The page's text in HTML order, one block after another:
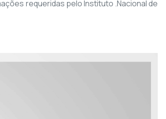
requeridas pelo Instituto .Nacional de